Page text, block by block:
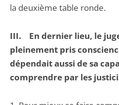
la deuxième table ronde.
III. En dernier lieu, le
pleinement pris
dépendait aussi de sa
comprendre par les